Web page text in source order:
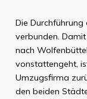
Die
verbunden.
nach Wolfenbüttel
vonstattengeht,
Umzugsfirma
den beiden